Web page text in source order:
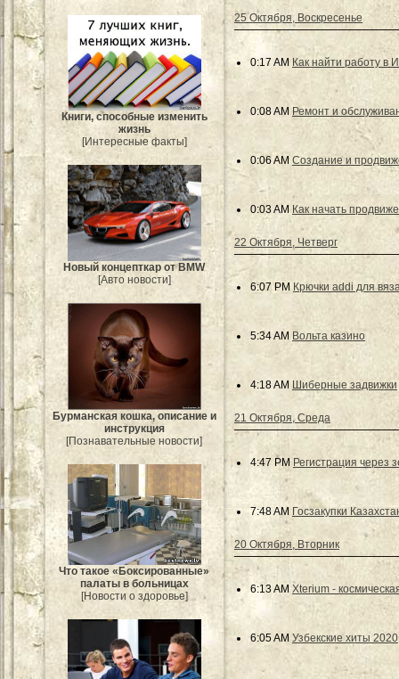
Книги, способные изменить
жизнь
[Интересные факты]
Новый концепткар от BMW
[Авто новости]
Бурманская кошка, описание и
инструкция
[Познавательные новости]
Что такое «Боксированные»
палаты в больницах
[Новости о здоровье]
25 Октября, Воскресенье
0:17 AM Как найти работу в
0:08 AM Ремонт и
0:06 AM Создание и
0:03 AM Как начать
22 Октября, Четверг
6:07 PM Крючки addi для
5:34 AM Вольта казино
4:18 AM Шиберные задвижки
21 Октября, Среда
4:47 PM Регистрация через
7:48 AM Госзакупки
20 Октября, Вторник
6:13 AM Xterium -
6:05 AM Узбекские хиты 2020